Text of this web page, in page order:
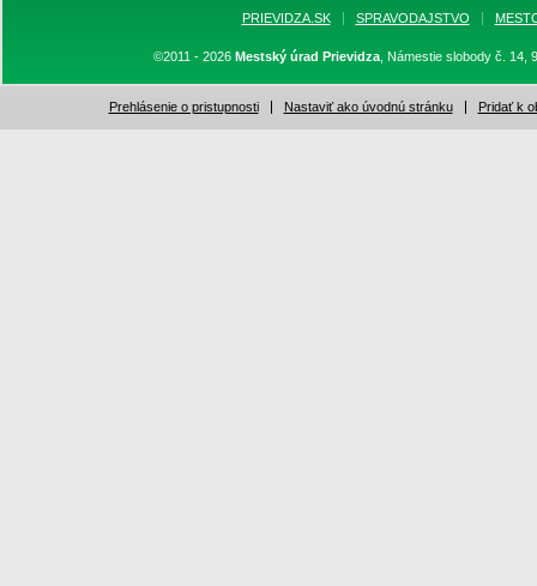
PRIEVIDZA.SK SPRAVODAJSTVO
©2011 - 2026 Mestský úrad Prievidza, Námestie slobody č. 14,
Prehlásenie o pristupnosti Nastaviť ako úvodnú stránku Pridať k